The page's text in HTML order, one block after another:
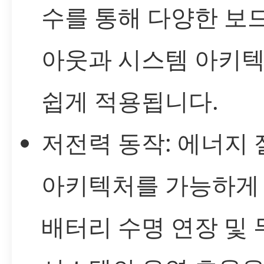
수를 통해 다양한 보
아웃과 시스템 아키
쉽게 적용됩니다.
저전력 동작: 에너지
아키텍처를 가능하
배터리 수명 연장 및